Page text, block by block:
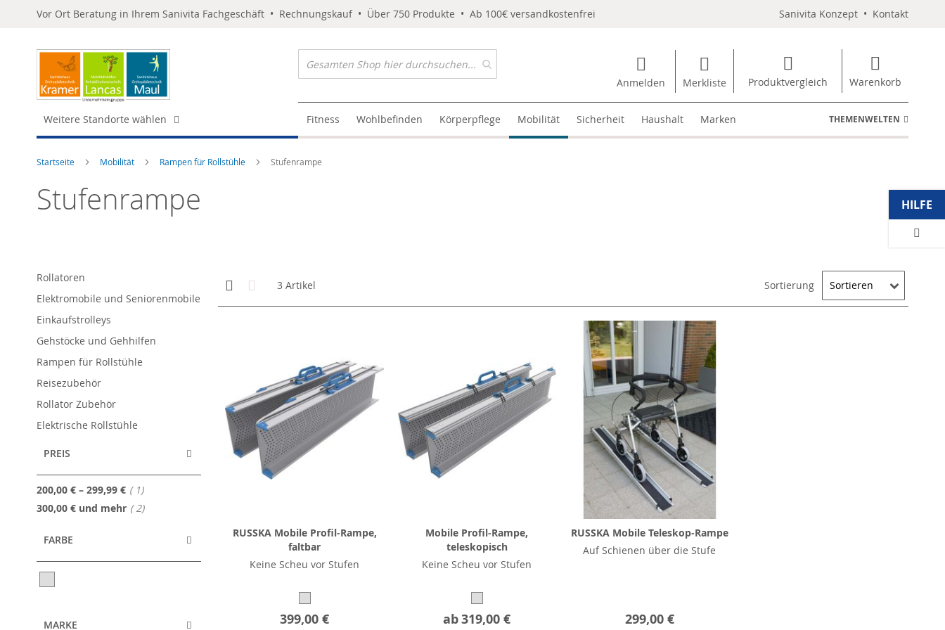
Vor Ort Beratung in Ihrem Sanivita Fachgeschäft • Rechnungskauf • Über 750 Produkte • Ab 100€ versandkostenfrei Sanivita Konzept • Kontakt
Anmelden Merkliste Produktvergleich Warenkorb
Weitere Standorte wählen Fitness Wohlbefinden Körperpflege Mobilität Sicherheit Haushalt Marken THEMENWELTEN
Startseite Mobilität Rampen für Rollstühle Stufenrampe
Stufenrampe
Anzeigen
als
Kachelansicht
3 Artikel Sortierung
RUSSKA Mobile Profil-Rampe,
faltbar
Keine Scheu vor Stufen
399,00 €
Mobile Profil-Rampe,
teleskopisch
Keine Scheu vor Stufen
ab319,00 €
RUSSKA Mobile Teleskop-Rampe
Auf Schienen über die Stufe
299,00 €
Rollatoren
Elektromobile und Seniorenmobile
Einkaufstrolleys
Gehstöcke und Gehhilfen
Rampen für Rollstühle
Reisezubehör
Rollator Zubehör
Elektrische Rollstühle
PREIS
200,00 € – 299,99 € 1Artikel
300,00 € und mehr 2Artikel
FARBE
MARKE
HILFE